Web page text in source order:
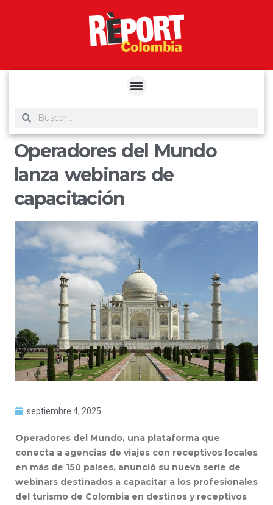
Operadores del Mundo
lanza webinars de
capacitación
septiembre 4, 2025
Operadores del Mundo, una plataforma que
conecta a agencias de viajes con receptivos locales
en más de 150 países, anunció su nueva serie de
webinars destinados a capacitar a los profesionales
del turismo de Colombia en destinos y receptivos